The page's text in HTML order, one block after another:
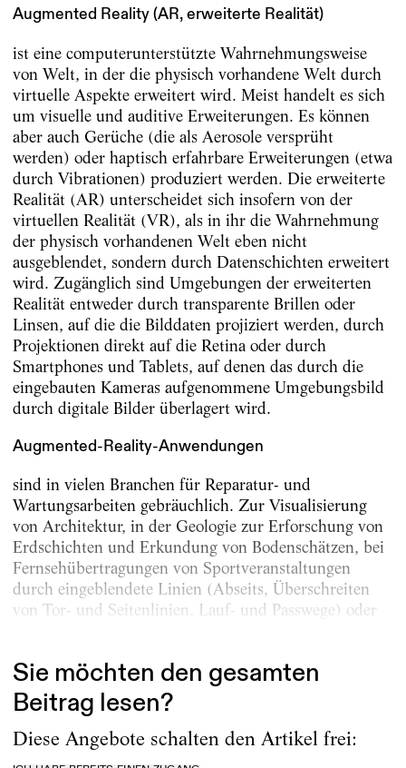
Augmented Reality (AR, erweiterte Realität)
ist eine computerunterstützte Wahrnehmungsweise
von Welt, in der die physisch vorhandene Welt durch
virtuelle Aspekte erweitert wird. Meist handelt es sich
um visuelle und auditive Erweiterungen. Es können
aber auch Gerüche (die als Aerosole versprüht
werden) oder haptisch erfahrbare Erweiterungen (etwa
durch Vibrationen) produziert werden. Die erweiterte
Realität (AR) unterscheidet sich insofern von der
virtuellen Realität (VR), als in ihr die Wahrnehmung
der physisch vorhandenen Welt eben nicht
ausgeblendet, sondern durch Datenschichten erweitert
wird. Zugänglich sind Umgebungen der erweiterten
Realität entweder durch transparente Brillen oder
Linsen, auf die die Bilddaten projiziert werden, durch
Projektionen direkt auf die Retina oder durch
Smartphones und Tablets, auf denen das durch die
eingebauten Kameras aufgenommene Umgebungsbild
durch digitale Bilder überlagert wird.
Augmented-Reality-Anwendungen
sind in vielen Branchen für Reparatur- und
Wartungsarbeiten gebräuchlich. Zur Visualisierung
von Architektur, in der Geologie zur Erforschung von
Erdschichten und Erkundung von Bodenschätzen, bei
Fernsehübertragungen von Sportveranstaltungen
durch eingeblendete Linien (Abseits, Überschreiten
von Tor- und Seitenlinien, Lauf- und Passwege) oder
Sie möchten den gesamten
Beitrag lesen?
Diese Angebote schalten den Artikel frei: